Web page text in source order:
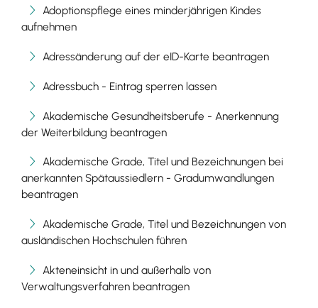
Adoptionspflege eines minderjährigen Kindes
aufnehmen
Adressänderung auf der eID-Karte beantragen
Adressbuch - Eintrag sperren lassen
Akademische Gesundheitsberufe - Anerkennung
der Weiterbildung beantragen
Akademische Grade, Titel und Bezeichnungen bei
anerkannten Spätaussiedlern - Gradumwandlungen
beantragen
Akademische Grade, Titel und Bezeichnungen von
ausländischen Hochschulen führen
Akteneinsicht in und außerhalb von
Verwaltungsverfahren beantragen